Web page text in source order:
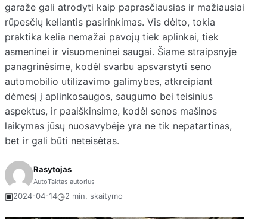
garaže gali atrodyti kaip paprasčiausias ir mažiausiai
rūpesčių keliantis pasirinkimas. Vis dėlto, tokia
praktika kelia nemažai pavojų tiek aplinkai, tiek
asmeninei ir visuomeninei saugai. Šiame straipsnyje
panagrinėsime, kodėl svarbu apsvarstyti seno
automobilio utilizavimo galimybes, atkreipiant
dėmesį į aplinkosaugos, saugumo bei teisinius
aspektus, ir paaiškinsime, kodėl senos mašinos
laikymas jūsų nuosavybėje yra ne tik nepatartinas,
bet ir gali būti neteisėtas.
Rasytojas
AutoTaktas autorius
▣2024-04-14◷2 min. skaitymo